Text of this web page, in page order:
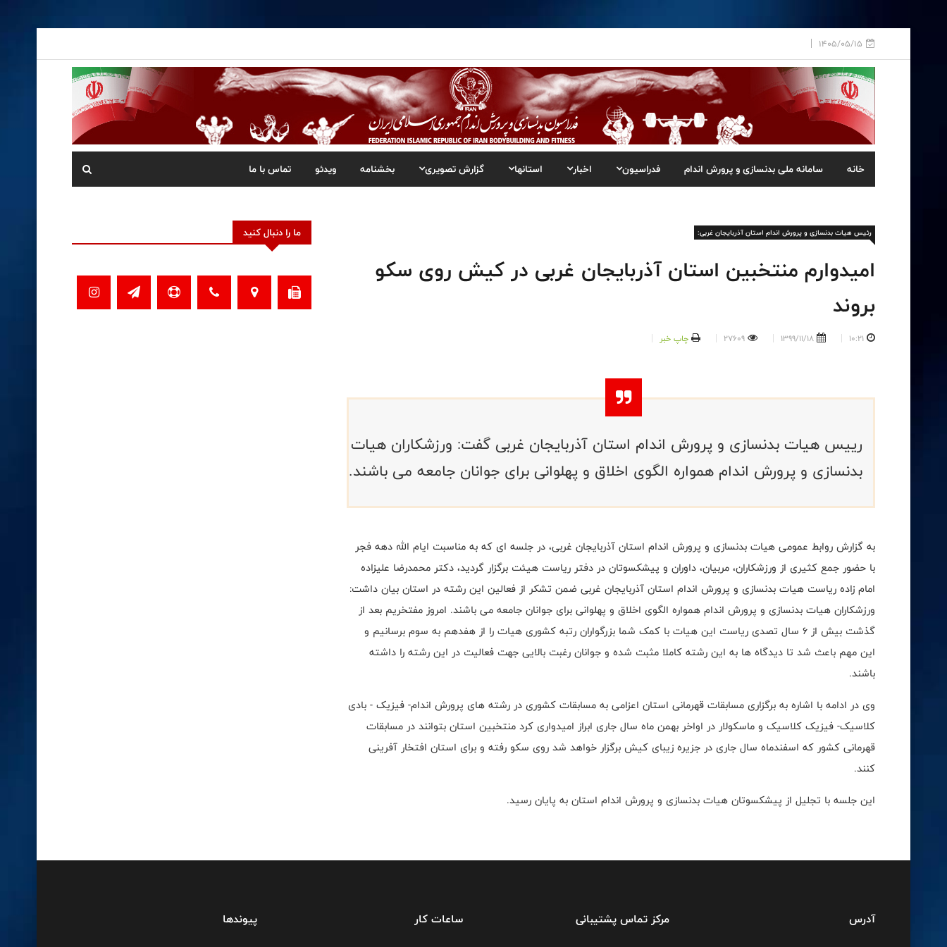
1405/05/15
خانه سامانه ملی بدنسازی و پرورش اندام فدراسیون اخبار استانها گزارش تصویری بخشنامه ویدئو تماس با ما
رئیس هیات بدنسازی و پرورش اندام استان آذربایجان غربی:
امیدوارم منتخبین استان آذربایجان غربی در کیش روی سکو
بروند
10:21
1399/11/18
27609 چاپ خبر
رییس هیات بدنسازی و پرورش اندام استان آذربایجان غربی گفت: ورزشکاران هیات
بدنسازی و پرورش اندام همواره الگوی اخلاق و پهلوانی برای جوانان جامعه می باشند.
به گزارش روابط عمومی هیات بدنسازی و پرورش اندام استان آذربایجان غربی، در جلسه ای که به مناسبت ایام الله دهه فجر
با حضور جمع کثیری از ورزشکاران، مربیان، داوران و پیشکسوتان در دفتر ریاست هیئت برگزار گردید، دکتر محمدرضا علیزاده
امام زاده ریاست هیات بدنسازی و پرورش اندام استان آذربایجان غربی ضمن تشکر از فعالین این رشته در استان بیان داشت:
ورزشکاران هیات بدنسازی و پرورش اندام همواره الگوی اخلاق و پهلوانی برای جوانان جامعه می باشند. امروز مفتخریم بعد از
گذشت بیش از 6 سال تصدی ریاست این هیات با کمک شما بزرگواران رتبه کشوری هیات را از هفدهم به سوم برسانیم و
این مهم باعث شد تا دیدگاه ها به این رشته کاملا مثبت شده و جوانان رغبت بالایی جهت فعالیت در این رشته را داشته
باشند.
وی در ادامه با اشاره به برگزاری مسابقات قهرمانی استان اعزامی به مسابقات کشوری در رشته های پرورش اندام- فیزیک - بادی
کلاسیک- فیزیک کلاسیک و ماسکولار در اواخر بهمن ماه سال جاری ابراز امیدواری کرد منتخبین استان بتوانند در مسابقات
قهرمانی کشور که اسفندماه سال جاری در جزیره زیبای کیش برگزار خواهد شد روی سکو رفته و برای استان افتخار آفرینی
کنند.
این جلسه با تجلیل از پیشکسوتان هیات بدنسازی و پرورش اندام استان به پایان رسید.
ما را دنبال کنید
آدرس مرکز تماس پشتیبانی ساعات کار پیوندها